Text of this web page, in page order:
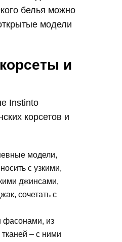
белья можно
модели
и
Instinto
корсетов и
модели,
с узкими,
джинсами,
сочетать с
из
– с ними